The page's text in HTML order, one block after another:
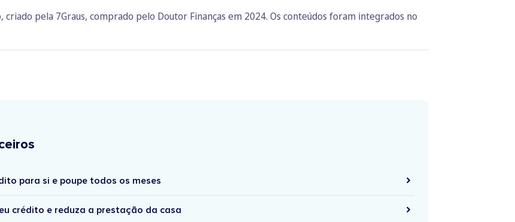
criado pela 7Graus, comprado pelo Doutor Finanças em 2024. Os conteúdos foram integrados no
para si e poupe todos os meses
crédito e reduza a prestação da casa